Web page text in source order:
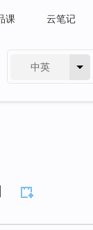
课 云笔记
中英